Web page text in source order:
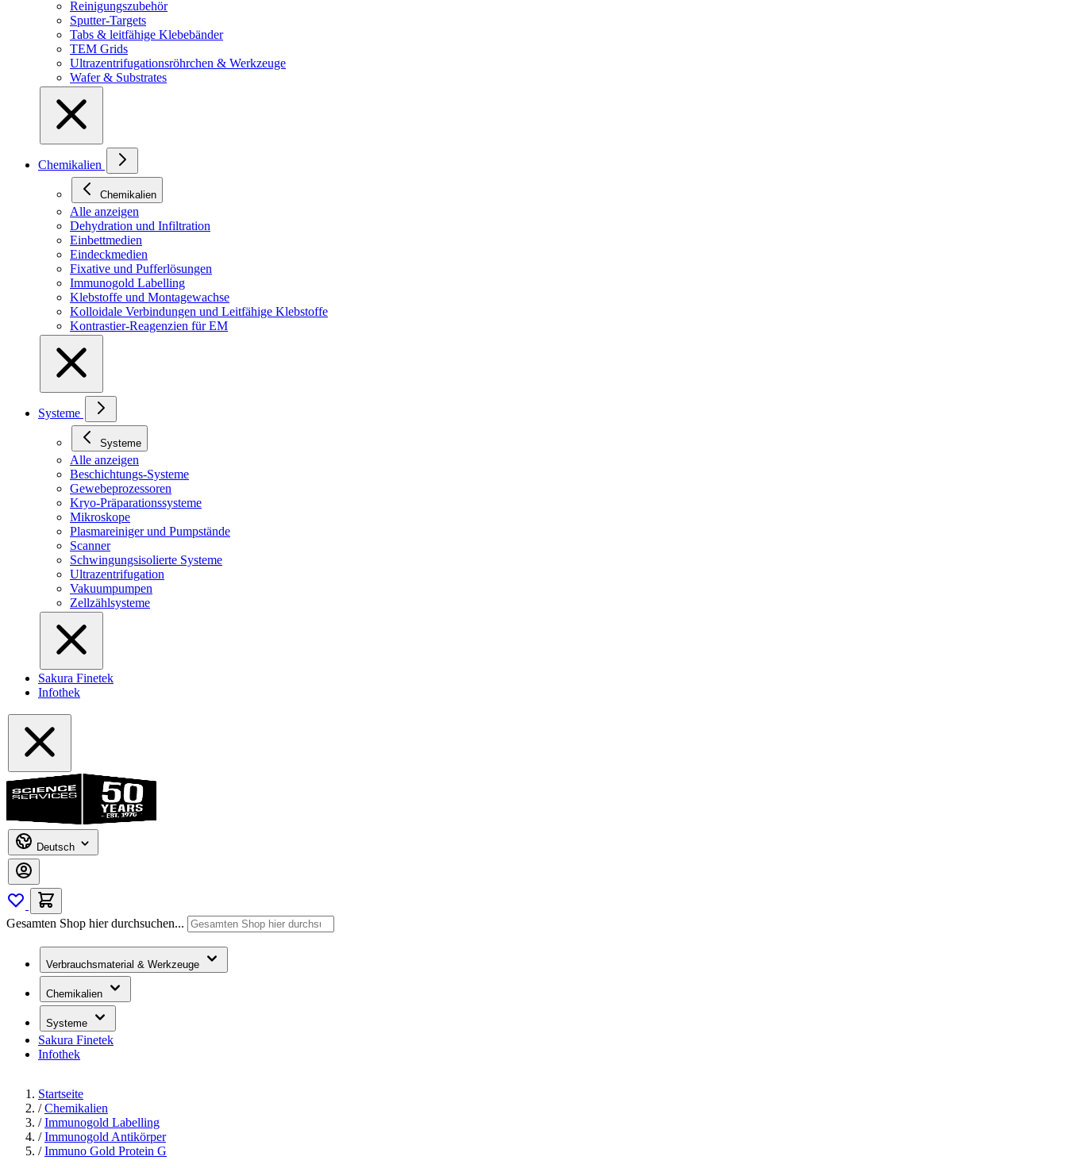
Reinigungszubehör
Sputter-Targets
Tabs & leitfähige Klebebänder
TEM Grids
Ultrazentrifugationsröhrchen & Werkzeuge
Wafer & Substrates
Chemikalien
Chemikalien
Alle anzeigen
Dehydration und Infiltration
Einbettmedien
Eindeckmedien
Fixative und Pufferlösungen
Immunogold Labelling
Klebstoffe und Montagewachse
Kolloidale Verbindungen und Leitfähige Klebstoffe
Kontrastier-Reagenzien für EM
Systeme
Systeme
Alle anzeigen
Beschichtungs-Systeme
Gewebeprozessoren
Kryo-Präparationssysteme
Mikroskope
Plasmareiniger und Pumpstände
Scanner
Schwingungsisolierte Systeme
Ultrazentrifugation
Vakuumpumpen
Zellzählsysteme
Sakura Finetek
Infothek
Deutsch
Gesamten Shop hier durchsuchen...
Verbrauchsmaterial & Werkzeuge
Chemikalien
Systeme
Sakura Finetek
Infothek
Startseite
/ Chemikalien
/ Immunogold Labelling
/ Immunogold Antikörper
/ Immuno Gold Protein G